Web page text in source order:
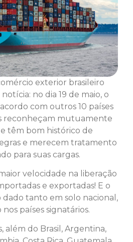
exterior brasileiro
no dia 19 de maio, o
com outros 10 países
reconheçam mutuamente
têm bom histórico de
e merecem tratamento
para suas cargas.
velocidade na liberação
e exportadas! E o
tanto em solo nacional,
países signatários.
além do Brasil, Argentina,